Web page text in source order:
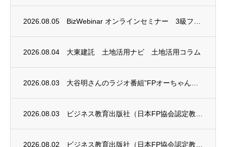
2026.08.05
2026.08.04 大東建託 土地活用ナビ 土地活用コラム
2026.08.03
2026.08.03
2026.08.02